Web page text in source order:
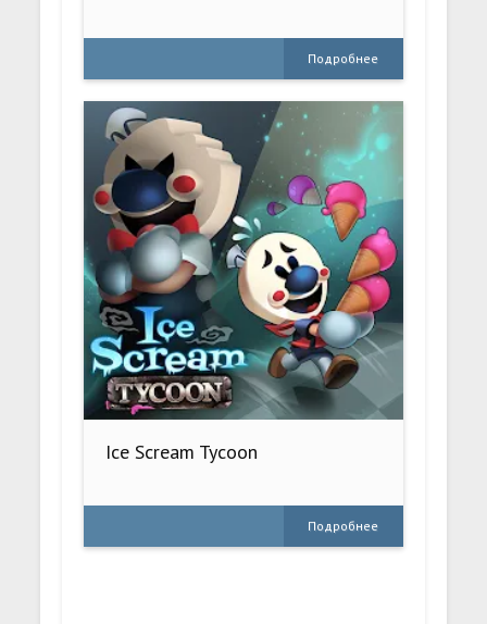
Подробнее
Ice Scream Tycoon
Подробнее